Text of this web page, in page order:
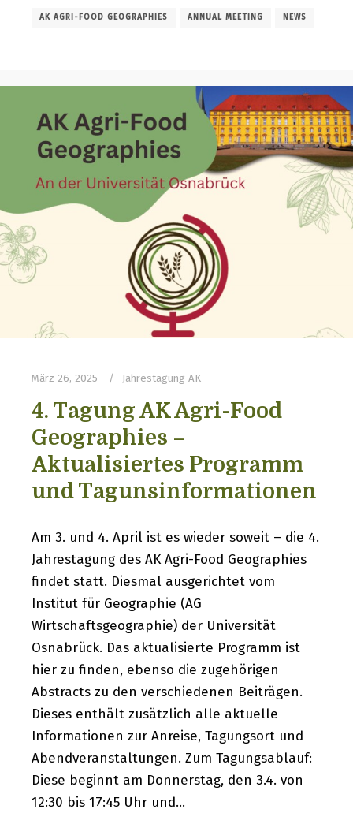
AK AGRI-FOOD GEOGRAPHIES ANNUAL MEETING NEWS
März 26, 2025 Jahrestagung AK
4. Tagung AK Agri-Food
Geographies –
Aktualisiertes Programm
und Tagunsinformationen
Am 3. und 4. April ist es wieder soweit – die 4.
Jahrestagung des AK Agri-Food Geographies
findet statt. Diesmal ausgerichtet vom
Institut für Geographie (AG
Wirtschaftsgeographie) der Universität
Osnabrück. Das aktualisierte Programm ist
hier zu finden, ebenso die zugehörigen
Abstracts zu den verschiedenen Beiträgen.
Dieses enthält zusätzlich alle aktuelle
Informationen zur Anreise, Tagungsort und
Abendveranstaltungen. Zum Tagungsablauf:
Diese beginnt am Donnerstag, den 3.4. von
12:30 bis 17:45 Uhr und…